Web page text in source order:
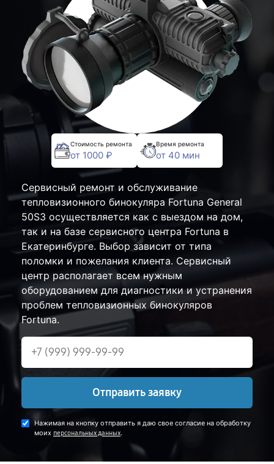
Стоимость ремонта
от 1000 ₽
Время ремонта
от 40 мин
Сервисный ремонт и обслуживание
тепловизионного бинокуляра Fortuna General
50S3 осуществляется как с выездом на дом,
так и на базе сервисного центра Fortuna в
Екатеринбурге. Выбор зависит от типа
поломки и пожелания клиента. Сервисный
центр располагает всем нужным
оборудованием для диагностики и устранения
проблем тепловизионных бинокуляров
Fortuna.
Отправить заявку
Нажимая на кнопку отправить я даю свое согласие на обработку
моих персональных данных.